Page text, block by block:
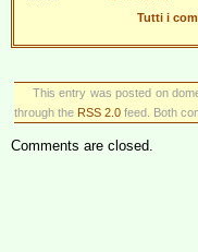
Tutti i
This entry was posted on
through the RSS 2.0 feed. Both
Comments are closed.